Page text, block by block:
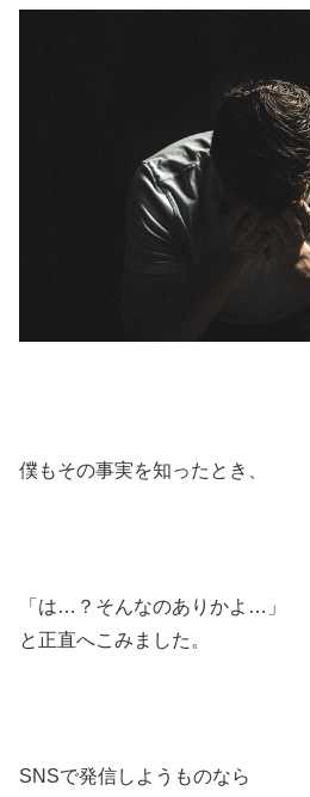
僕もその事実を知ったとき、
「は…？そんなのありかよ…」
と正直へこみました。
SNSで発信しようものなら